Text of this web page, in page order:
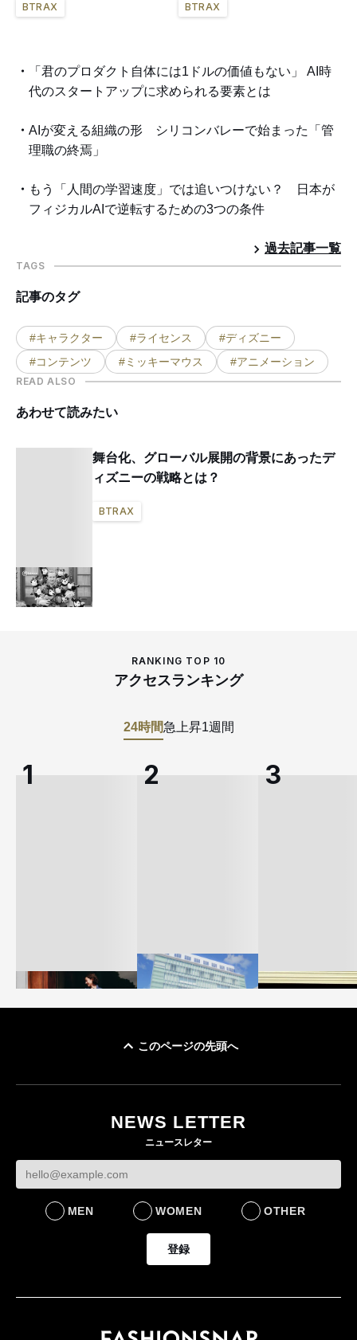
BTRAX BTRAX
「君のプロダクト自体には1ドルの価値もない」 AI時
代のスタートアップに求められる要素とは
AIが変える組織の形 シリコンバレーで始まった「管
理職の終焉」
もう「人間の学習速度」では追いつけない？ 日本が
フィジカルAIで逆転するための3つの条件
過去記事一覧
TAGS
記事のタグ
#キャラクター #ライセンス
#ディズニー
#コンテンツ
#ミッキーマウス #アニメーション
READ ALSO
あわせて読みたい
舞台化、グローバル展開の背景にあったデ
ィズニーの戦略とは？
BTRAX
RANKING TOP 10
アクセスランキング
24時間急上昇1週間
ケットなど7型を発売
FASHION
FASHION
BUSINESS
このページの先頭へ
NEWS LETTER
ニュースレター
MEN WOMEN OTHER
登録